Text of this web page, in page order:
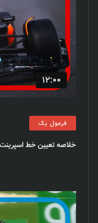
12:00
فرمول یک
خلاصه تعیین خط اسپرینت